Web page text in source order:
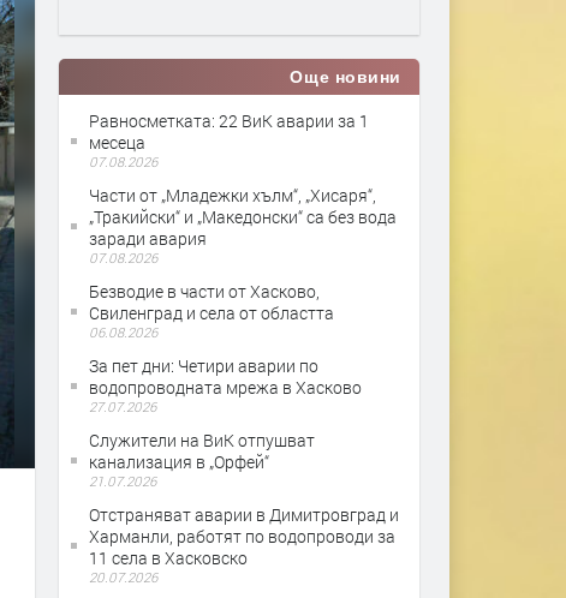
Още новини
Равносметката: 22 ВиК аварии за 1
месеца
07.08.2026
Части от „Младежки хълм“, „Хисаря“,
„Тракийски“ и „Македонски“ са без вода
заради авария
07.08.2026
Безводие в части от Хасково,
Свиленград и села от областта
06.08.2026
За пет дни: Четири аварии по
водопроводната мрежа в Хасково
27.07.2026
Служители на ВиК отпушват
канализация в „Орфей“
21.07.2026
Отстраняват аварии в Димитровград и
Харманли, работят по водопроводи за
11 села в Хасковско
20.07.2026